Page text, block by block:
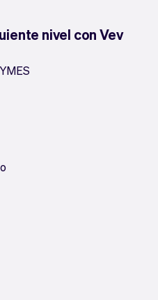
nivel con Vev